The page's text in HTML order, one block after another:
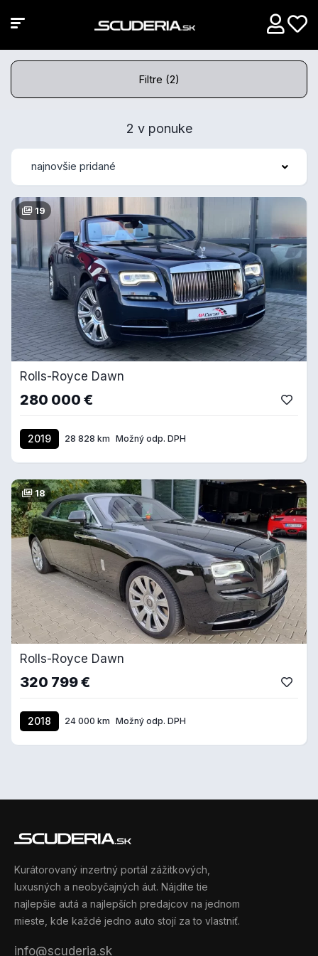
Filtre (2)
2 v ponuke
najnovšie pridané
19
Rolls-Royce Dawn
280 000 €
2019 28 828 km Možný odp. DPH
18
Rolls-Royce Dawn
320 799 €
2018 24 000 km Možný odp. DPH
Kurátorovaný inzertný portál zážitkových,
luxusných a neobyčajných áut. Nájdite tie
najlepšie autá a najlepších predajcov na jednom
mieste, kde každé jedno auto stojí za to vlastniť.
info@scuderia.sk